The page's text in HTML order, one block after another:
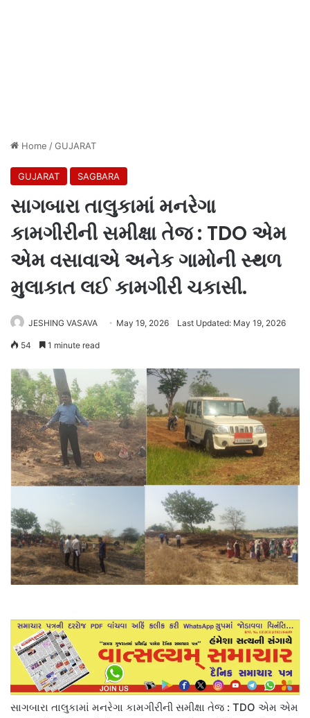
Home /GUJARAT
GUJARAT SAGBARA
સાગબારા તાલુકામાં મનરેગા
કામગીરીની સમીક્ષા તેજ : TDO એમ
એમ વસાવાએ અનેક ગામોની સ્થળ
મુલાકાત લઈ કામગીરી ચકાસી.
JESHING VASAVA May 19, 2026 Last Updated: May 19, 2026
54 1 minute read
સાગબારા તાલુકામાં મનરેગા કામગીરીની સમીક્ષા તેજ : TDO એમ એમ